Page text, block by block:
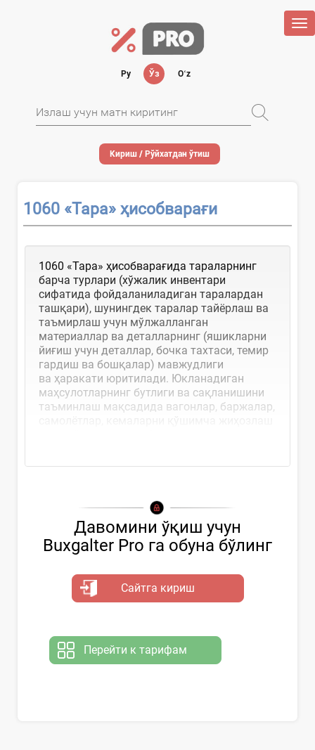
Ру Ўз Oʻz
Кириш / Рўйхатдан ўтиш
1060 «Тара» ҳисобварағи
1060 «Тара» ҳисобварағида тараларнинг
барча турлари (хўжалик инвентари
сифатида фойдаланиладиган таралардан
ташқари), шунингдек таралар тайёрлаш ва
таъмирлаш учун мўлжалланган
материаллар ва деталларнинг (яшикларни
йиғиш учун деталлар, бочка тахтаси, темир
гардиш ва бошқалар) мавжудлиги
ва ҳаракати юритилади. Юкланадиган
маҳсулотларнинг бутлиги ва сақланишини
таъминлаш мақсадида вагонлар, баржалар,
Давомини ўқиш учун
Buxgalter Pro га обуна бўлинг
Сайтга кириш
Перейти к тарифам